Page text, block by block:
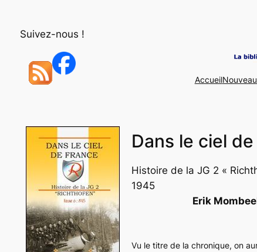
Suivez-nous !
Accueil
Dans le ciel
Histoire de la JG 2 «
1945
Erik
Vu le titre de la chronique, on